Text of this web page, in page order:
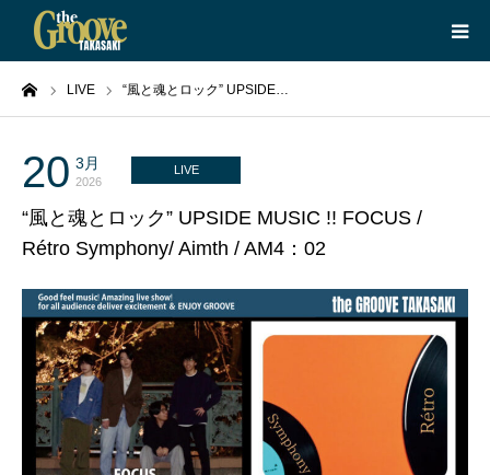
LIVE “風と魂とロック” UPSIDE…
20 3月
2026
LIVE
“風と魂とロック” UPSIDE MUSIC !! FOCUS /
Rétro Symphony/ Aimth / AM4：02
HOME
LIVE
EQUIPMENT
ABOUT
CONTACT